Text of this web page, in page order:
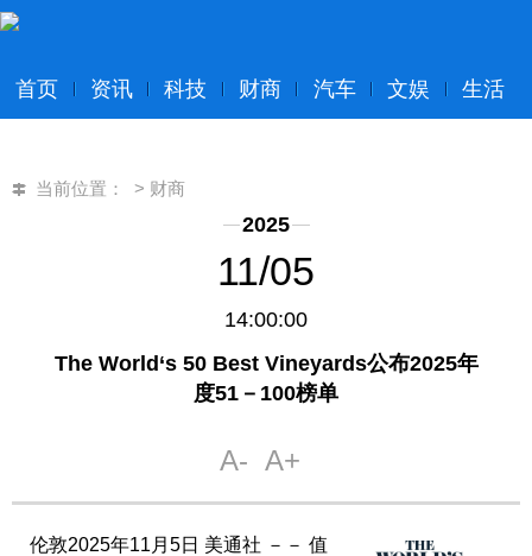
首页 资讯 科技 财商 汽车 文娱 生活
当前位置： > 财商
2025
11/05
14:00:00
The World‘s 50 Best Vineyards公布2025年
度51－100榜单
伦敦2025年11月5日 美通社 －－ 值